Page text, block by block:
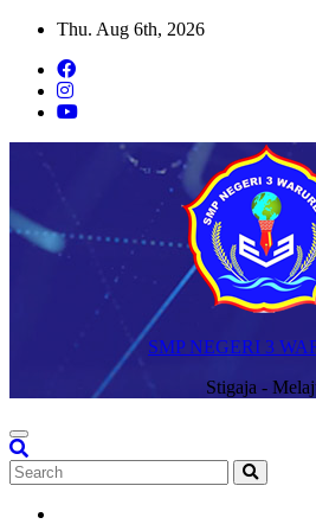
Skip
content
Thu. Aug 6th, 2026
SMP NEGERI 3
Stigaja -